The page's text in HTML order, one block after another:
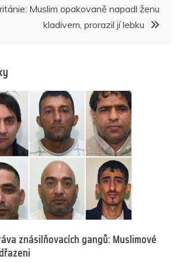
Muslim opakovaně napadl ženu
kladivem, prorazil jí lebku
znásilňovacích gangů: Muslimové